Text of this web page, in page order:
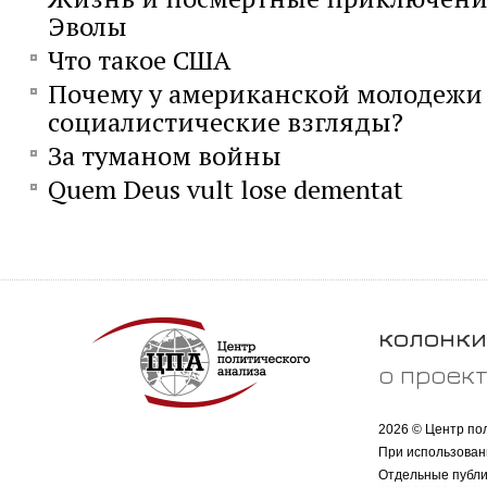
Эволы
Что такое США
Почему у американской молодежи
социалистические взгляды?
За туманом войны
Quem Deus vult lose dementat
колонки
о
2026 © Центр
При
Отдельные